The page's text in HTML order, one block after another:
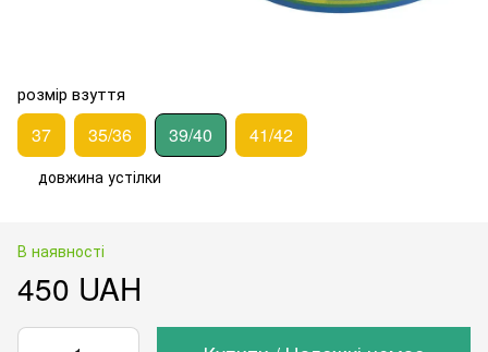
розмір взуття
37 35/36 39/40 41/42
довжина устілки
В наявності
450 UAH